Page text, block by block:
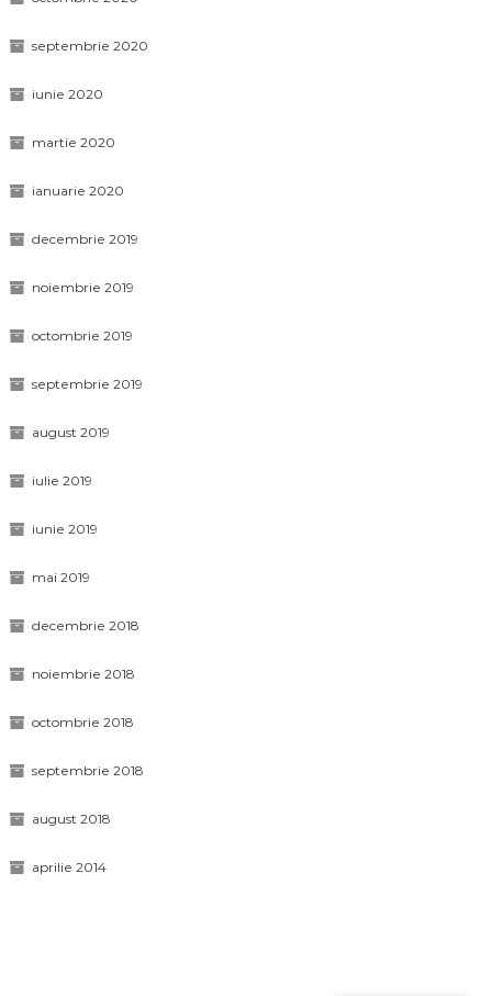
septembrie 2020
iunie 2020
martie 2020
ianuarie 2020
decembrie 2019
noiembrie 2019
octombrie 2019
septembrie 2019
august 2019
iulie 2019
iunie 2019
mai 2019
decembrie 2018
noiembrie 2018
octombrie 2018
septembrie 2018
august 2018
aprilie 2014